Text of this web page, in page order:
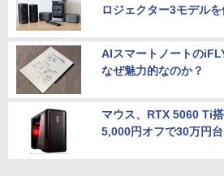
ロジェクター3モデル
AIスマートノートの
なぜ魅力的なのか？
マウス、RTX 5060 Ti
5,000円オフで30万円台